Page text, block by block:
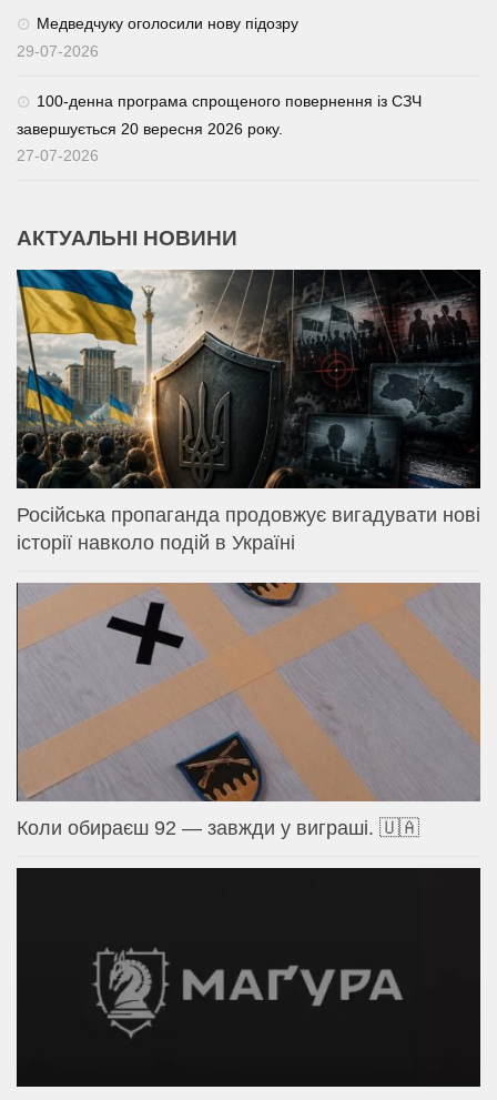
Медведчуку оголосили нову підозру
29-07-2026
100-денна програма спрощеного повернення із СЗЧ
завершується 20 вересня 2026 року.
27-07-2026
АКТУАЛЬНІ НОВИНИ
Російська пропаганда продовжує вигадувати нові
історії навколо подій в Україні
Коли обираєш 92 — завжди у виграші. 🇺🇦